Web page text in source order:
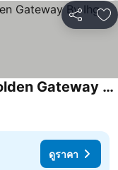
แชร์ เ
Holiday Inn San Francisco-golden Gateway By Ihg
ดูราคา